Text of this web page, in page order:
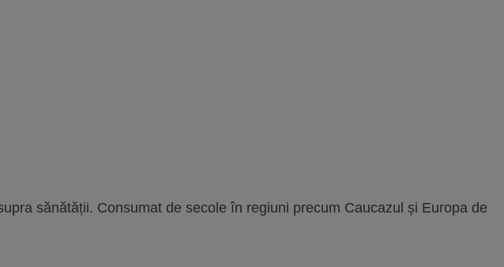
sănătății. Consumat de secole în regiuni precum Caucazul și Europa de